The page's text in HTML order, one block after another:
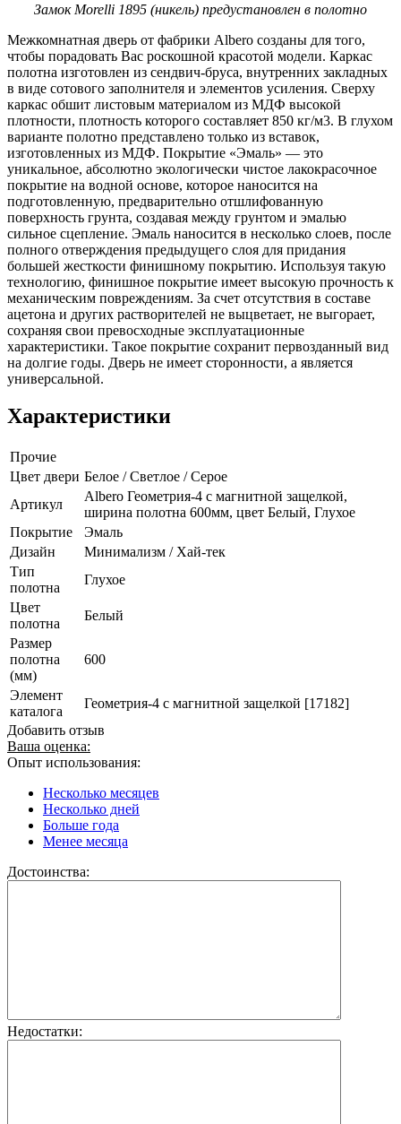
Замок Morelli 1895 (никель) предустановлен в полотно
Межкомнатная дверь от фабрики Albero созданы для того,
чтобы порадовать Вас роскошной красотой модели. Каркас
полотна изготовлен из сендвич-бруса, внутренних закладных
в виде сотового заполнителя и элементов усиления. Сверху
каркас обшит листовым материалом из МДФ высокой
плотности, плотность которого составляет 850 кг/м3. В глухом
варианте полотно представлено только из вставок,
изготовленных из МДФ. Покрытие «Эмаль» — это
уникальное, абсолютно экологически чистое лакокрасочное
покрытие на водной основе, которое наносится на
подготовленную, предварительно отшлифованную
поверхность грунта, создавая между грунтом и эмалью
сильное сцепление. Эмаль наносится в несколько слоев, после
полного отверждения предыдущего слоя для придания
большей жесткости финишному покрытию. Используя такую
технологию, финишное покрытие имеет высокую прочность к
механическим повреждениям. За счет отсутствия в составе
ацетона и других растворителей не выцветает, не выгорает,
сохраняя свои превосходные эксплуатационные
характеристики. Такое покрытие сохранит первозданный вид
на долгие годы. Дверь не имеет сторонности, а является
универсальной.
Характеристики
Прочие
Цвет двери Белое / Светлое / Серое
Артикул
Albero Геометрия-4 с магнитной защелкой,
ширина полотна 600мм, цвет Белый, Глухое
Покрытие
Эмаль
Дизайн
Минимализм / Хай-тек
Тип
полотна
Глухое
Цвет
полотна
Белый
Размер
полотна
(мм)
600
Элемент
каталога
Геометрия-4 с магнитной защелкой [17182]
Добавить отзыв
Ваша оценка:
Опыт использования:
Несколько месяцев
Несколько дней
Больше года
Менее месяца
Достоинства:
Недостатки: